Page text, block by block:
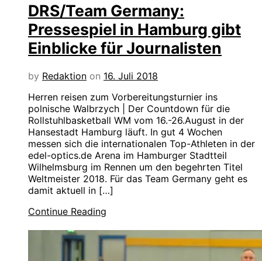
DRS/Team Germany:
Pressespiel in Hamburg gibt
Einblicke für Journalisten
by Redaktion on 16. Juli 2018
Herren reisen zum Vorbereitungsturnier ins
polnische Walbrzych | Der Countdown für die
Rollstuhlbasketball WM vom 16.-26.August in der
Hansestadt Hamburg läuft. In gut 4 Wochen
messen sich die internationalen Top-Athleten in der
edel-optics.de Arena im Hamburger Stadtteil
Wilhelmsburg im Rennen um den begehrten Titel
Weltmeister 2018. Für das Team Germany geht es
damit aktuell in […]
Continue Reading